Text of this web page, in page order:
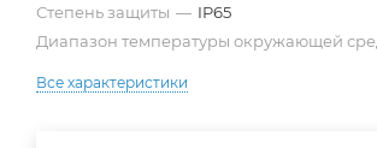
Степень защиты — IP65
Диапазон температуры окружающей
Все характеристики